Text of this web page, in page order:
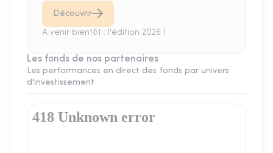
Découvrir
A venir bientôt : l'édition 2026 !
Les fonds de nos partenaires
Les performances en direct des fonds par univers
d'investissement